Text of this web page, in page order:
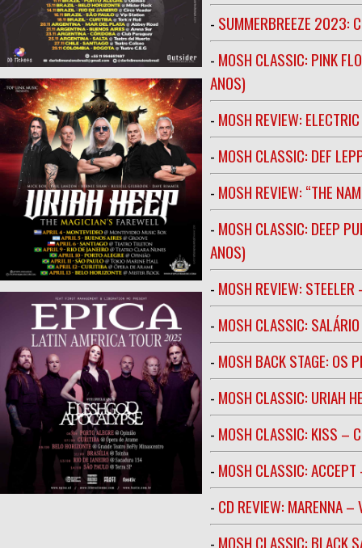
- SUMMERBREEZE 2023:
- MOSH CLASSIC: PINK
ANOS)
- MOSH REVIEW:
- MOSH CLASSIC: DEF
- MOSH REVIEW: “THE
- MOSH CLASSIC: DEEP
ANOS)
- MOSH REVIEW: STEELER
- MOSH CLASSIC:
- MOSH BACK STAGE: OS
- MOSH CLASSIC: URIAH
- MOSH CLASSIC: KISS –
- MOSH CLASSIC:
- CD REVIEW: MARENNA –
- MOSH CLASSIC: BLACK